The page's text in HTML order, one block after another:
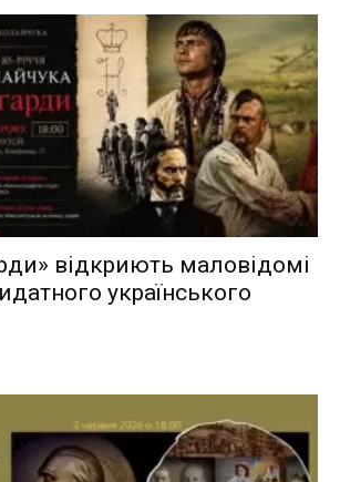
відкриють маловідомі
українського